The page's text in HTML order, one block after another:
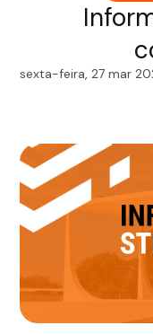
sexta-feira, 27 mar